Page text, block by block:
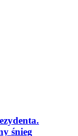
śnieg